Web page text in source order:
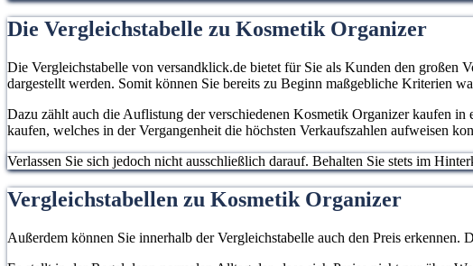
Die Vergleichstabelle zu Kosmetik Organizer
Die Vergleichstabelle von versandklick.de bietet für Sie als Kunden den großen
dargestellt werden. Somit können Sie bereits zu Beginn maßgebliche Kriterien
Dazu zählt auch die Auflistung der verschiedenen Kosmetik Organizer kaufen
kaufen, welches in der Vergangenheit die höchsten Verkaufszahlen aufweisen
Verlassen Sie sich jedoch nicht ausschließlich darauf. Behalten Sie stets im
Vergleichstabellen zu Kosmetik Organizer
Außerdem können Sie innerhalb der Vergleichstabelle auch den Preis